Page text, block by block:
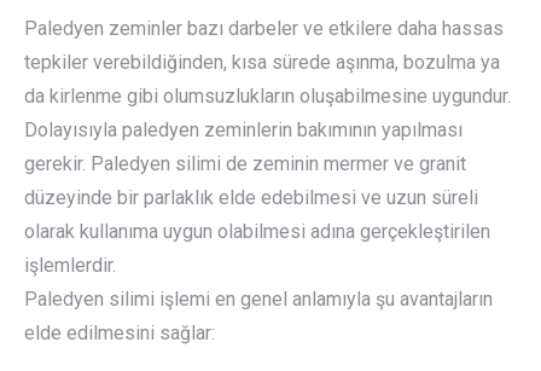
Paledyen zeminler bazı darbeler ve etkilere daha hassas
tepkiler verebildiğinden, kısa sürede aşınma, bozulma ya
da kirlenme gibi olumsuzlukların oluşabilmesine uygundur.
Dolayısıyla paledyen zeminlerin bakımının yapılması
gerekir. Paledyen silimi de zeminin mermer ve granit
düzeyinde bir parlaklık elde edebilmesi ve uzun süreli
olarak kullanıma uygun olabilmesi adına gerçekleştirilen
işlemlerdir.
Paledyen silimi işlemi en genel anlamıyla şu avantajların
elde edilmesini sağlar: